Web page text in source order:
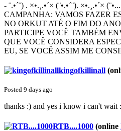
- ¨.•´¨) . ×•.¸.•´× (¨•.•´¨). ×•.¸.•´×
CAMPANHA: VAMOS FAZER
NO ORKUT ATÉ O FIM DO
PARTICIPE VOCÊ TAMBÉM
QUE VOCÊ CONSIDERA
EU, SE VOCÊ ASSIM ME
kingofkillinall
Posted 9 days ago
thanks :) and yes i know i can't wait
RTB....1000 (online